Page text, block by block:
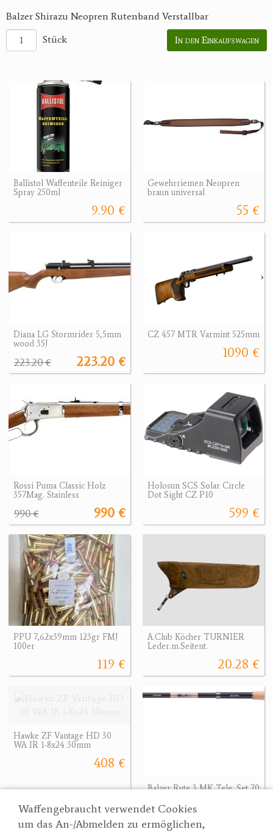
Waffengebraucht verwendet Cookies
um das An-/Abmelden zu ermöglichen,
Balzer Shirazu Neopren Rutenband Verstallbar
Stück
In den Einkaufswagen
Ballistol Waffenteile Reiniger
Spray 250ml
9.90 €
Gewehrriemen Neopren
braun universal
55 €
Diana LG Stormrider 5,5mm
wood 35J
223.20 €
223.20 €
CZ 457 MTR Varmint 525mm
1090 €
Rossi Puma Classic Holz
357Mag. Stainless
990 €
990 €
Holosun SCS Solar Circle
Dot Sight CZ P10
599 €
PPU 7,62x39mm 123gr FMJ
100er
119 €
A.Club Köcher TURNIER
Leder.m.Seitent.
20.28 €
Hawke ZF Vantage HD 30
WA IR 1-8x24 30mm
408 €
Balzer Rute 3 MK Tele. Set 70